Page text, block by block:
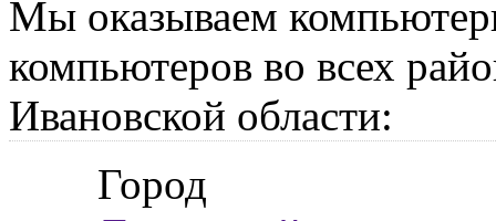
Мы оказываем
компьютеров во всех
Ивановской области:
Город